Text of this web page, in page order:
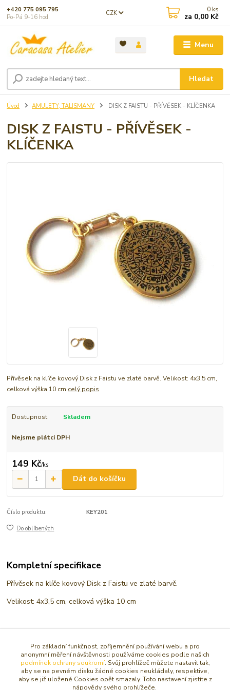
Menu
CZK
Hledat
+420 775 095 795
Po-Pá 9-16 hod.
0 ks
za 0,00 Kč
Úvod AMULETY, TALISMANY DISK Z FAISTU - PŘÍVĚSEK - KLÍČENKA
DISK Z FAISTU - PŘÍVĚSEK -
KLÍČENKA
Přívěsek na klíče kovový Disk z Faistu ve zlaté barvě. Velikost: 4x3,5 cm,
celková výška 10 cm celý popis
Dostupnost Skladem
Nejsme plátci DPH
149 Kč/ks
Dát do košíčku
Číslo produktu: KEY201
Do oblíbených
Kompletní specifikace
Přívěsek na klíče kovový Disk z Faistu ve zlaté barvě.
Velikost: 4x3,5 cm, celková výška 10 cm
AMULETY, TALISMANY
KLÍČENKY, ZRCÁTKA, MAGNETY
Pro základní funkčnost, zpříjemnění používání webu a pro
anonymní měření návštěvnosti používáme cookies podle našich
podmínek ochrany soukromí. Svůj prohlížeč můžete nastavit tak,
aby se na pevném disku žádné cookies neukládaly, respektive,
aby se již uložené Cookies opět smazaly. Toto nastavení zjistíte z
nápovědy svého prohlížeče.